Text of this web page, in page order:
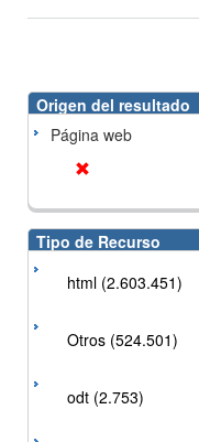
Origen del resultado
Página web
Tipo de Recurso
html (2.603.451)
Otros (524.501)
odt (2.753)